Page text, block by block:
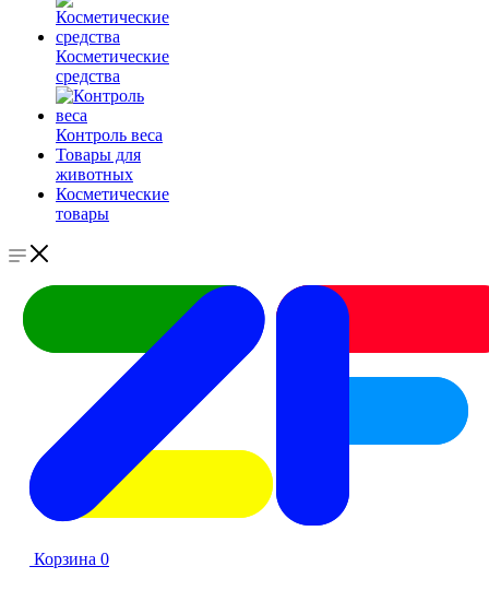
Косметические
средства
Контроль веса
Товары для
животных
Косметические
товары
Корзина 0